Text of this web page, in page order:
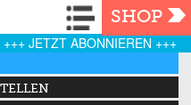
Navigation
SHOP
JETZT ABONNIEREN +++